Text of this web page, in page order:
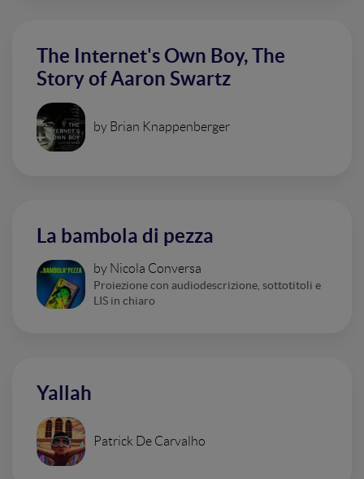
The Internet's Own Boy, The
Story of Aaron Swartz
by Brian Knappenberger
La bambola di pezza
by Nicola Conversa
Proiezione con audiodescrizione, sottotitoli e
LIS in chiaro
Yallah
Patrick De Carvalho